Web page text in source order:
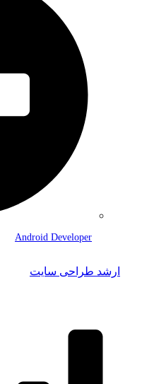
Android Developer
ارشد طراحی سایت